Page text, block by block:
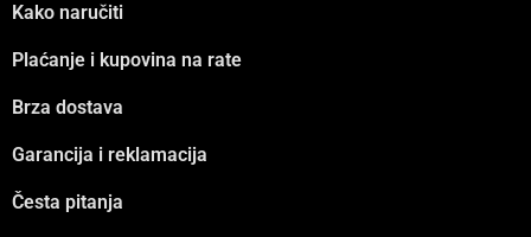
Kako naručiti
Plaćanje i kupovina na rate
Brza dostava
Garancija i reklamacija
Česta pitanja